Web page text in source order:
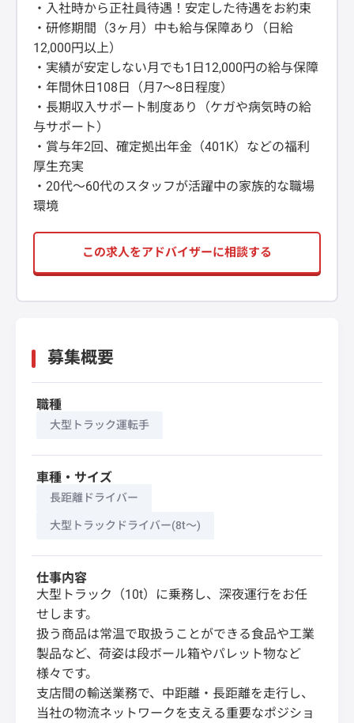
・入社時から正社員待遇！安定した待遇をお約束
・研修期間（3ヶ月）中も給与保障あり（日給
12,000円以上）
・実績が安定しない月でも1日12,000円の給与保障
・年間休日108日（月7～8日程度）
・長期収入サポート制度あり（ケガや病気時の給
与サポート）
・賞与年2回、確定拠出年金（401K）などの福利
厚生充実
・20代～60代のスタッフが活躍中の家族的な職場
環境
この求人をアドバイザーに相談する
募集概要
職種
大型トラック運転手
車種・サイズ
長距離ドライバー
大型トラックドライバー(8t～)
仕事内容
大型トラック（10t）に乗務し、深夜運行をお任
せします。
扱う商品は常温で取扱うことができる食品や工業
製品など、荷姿は段ボール箱やパレット物など
様々です。
支店間の輸送業務で、中距離・長距離を走行し、
当社の物流ネットワークを支える重要なポジショ